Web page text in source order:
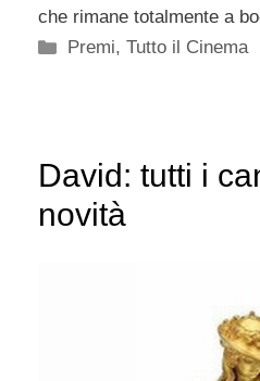
che rimane totalmente a
Categorie
Premi,Tutto il Cinema
David: tutti i
novità